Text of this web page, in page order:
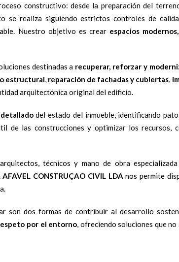
constructivo: desde la preparación del
se realiza siguiendo estrictos controles de
Nuestro objetivo es crear espacios
destinadas a recuperar, reforzar y
estructural reparación de fachadas y cubiertas
arquitectónica original del edificio.
del estado del inmueble, identificando
de las construcciones y optimizar los recursos,
arquitectos, técnicos y mano de obra
AFAVEL CONSTRUÇAO CIVIL LDA nos permite
son dos formas de contribuir al desarrollo
por el entorno , ofreciendo soluciones que